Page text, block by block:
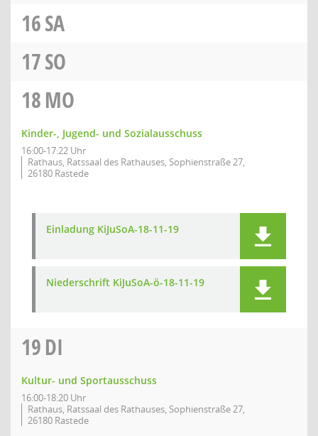
16SA
17SO
18MO
Kinder-, Jugend- und Sozialausschuss
16:00-17:22 Uhr
Rathaus, Ratssaal des Rathauses, Sophienstraße 27,
26180 Rastede
Einladung KiJuSoA-18-11-19
Niederschrift KiJuSoA-ö-18-11-19
19DI
Kultur- und Sportausschuss
16:00-18:20 Uhr
Rathaus, Ratssaal des Rathauses, Sophienstraße 27,
26180 Rastede